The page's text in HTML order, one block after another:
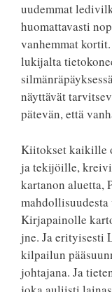
uudemmat
huomattavasti
vanhemmat
lukijalta
näyttävät
pätevän, että
Kiitokset kaikille
ja tekijöille, kreivi
kartanon aluetta,
Kirjapainolle
jne. Ja erityisesti
kilpailun
johtajana. Ja